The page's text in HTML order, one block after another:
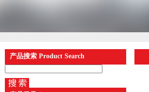
产品搜索 Product Search